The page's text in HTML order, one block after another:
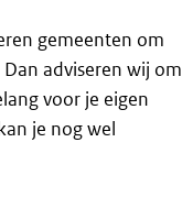
gemeenten om
adviseren wij om
voor je eigen
je nog wel